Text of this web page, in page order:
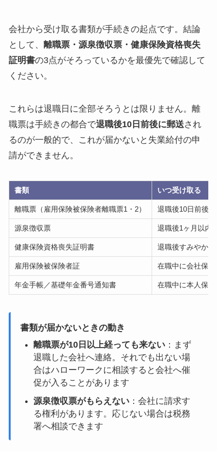
会社から受け取る書類が手続きの起点です。結論
として、 離職票・源泉徴収票・健康保険資格喪失
証明書の3点がそろっているかを最優先で確認して
ください。
これらは退職日に全部そろうとは限りません。離
職票は手続きの都合で退職後10日前後に郵送され
るのが一般的で、これが届かないと失業給付の申
請ができません。
書類 いつ受け取る
離職票（雇用保険被保険者離職票1・2） 退職後10日前後
源泉徴収票 退職後1ヶ月以内
健康保険資格喪失証明書 退職後すみやかに
雇用保険被保険者証 在職中に会社保
年金手帳／基礎年金番号通知書 在職中に本人保
書類が届かないときの動き
離職票が10日以上経っても来ない：まず
退職した会社へ連絡。それでも出ない場
合はハローワークに相談すると会社へ催
促が入ることがあります
源泉徴収票がもらえない：会社に請求す
る権利があります。応じない場合は税務
署へ相談できます